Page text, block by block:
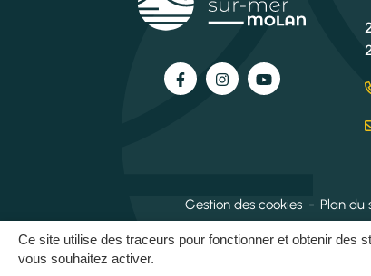
Ce site utilise des traceurs pour fonctionner et obtenir des
vous souhaitez activer.
Lien vers le compte Facebook
Lien vers le compte
Lien vers la
Gestion des cookies Plan du